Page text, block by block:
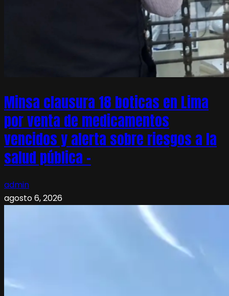
Minsa clausura 18 boticas en Lima
por venta de medicamentos
vencidos y alerta sobre riesgos a la
salud pública –
admin
agosto 6, 2026